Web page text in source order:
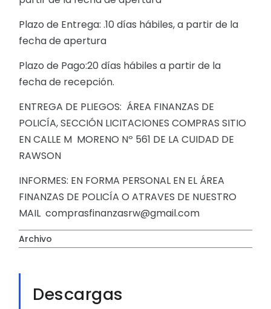
Plazo de Entrega: .10 días hábiles, a partir de la
fecha de apertura
Plazo de Pago:20 días hábiles a partir de la
fecha de recepción.
ENTREGA DE PLIEGOS: ÁREA FINANZAS DE
POLICÍA, SECCIÓN LICITACIONES COMPRAS SITIO
EN CALLE M MORENO Nº 561 DE LA CUIDAD DE
RAWSON
INFORMES: EN FORMA PERSONAL EN EL ÁREA
FINANZAS DE POLICÍA O ATRAVES DE NUESTRO
MAIL comprasfinanzasrw@gmail.com
Archivo
Descargas